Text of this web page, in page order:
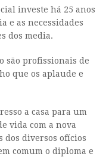
investe há 25 anos
e as necessidades
dos media.
são profissionais de
que os aplaude e
a casa para um
vida com a nova
dos diversos ofícios
comum o diploma e